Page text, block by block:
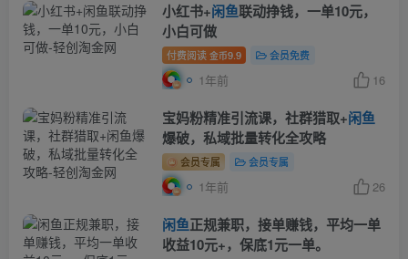
小红书+闲鱼联动挣钱，一单10元，
小白可做
付费阅读 金币9.9 会员免费
1年前 16
宝妈粉精准引流课，社群猎取+闲鱼
爆破，私域批量转化全攻略
会员专属 会员专属
1年前 26
闲鱼正规兼职，接单赚钱，平均一单
收益10元+，保底1元一单。